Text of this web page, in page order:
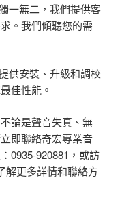
一無二，我們提供客
。我們傾聽您的需
供安裝、升級和調校
佳性能。
論是聲音失真、無
即聯絡奇宏專業音
0935-920881，或訪
解更多詳情和聯絡方